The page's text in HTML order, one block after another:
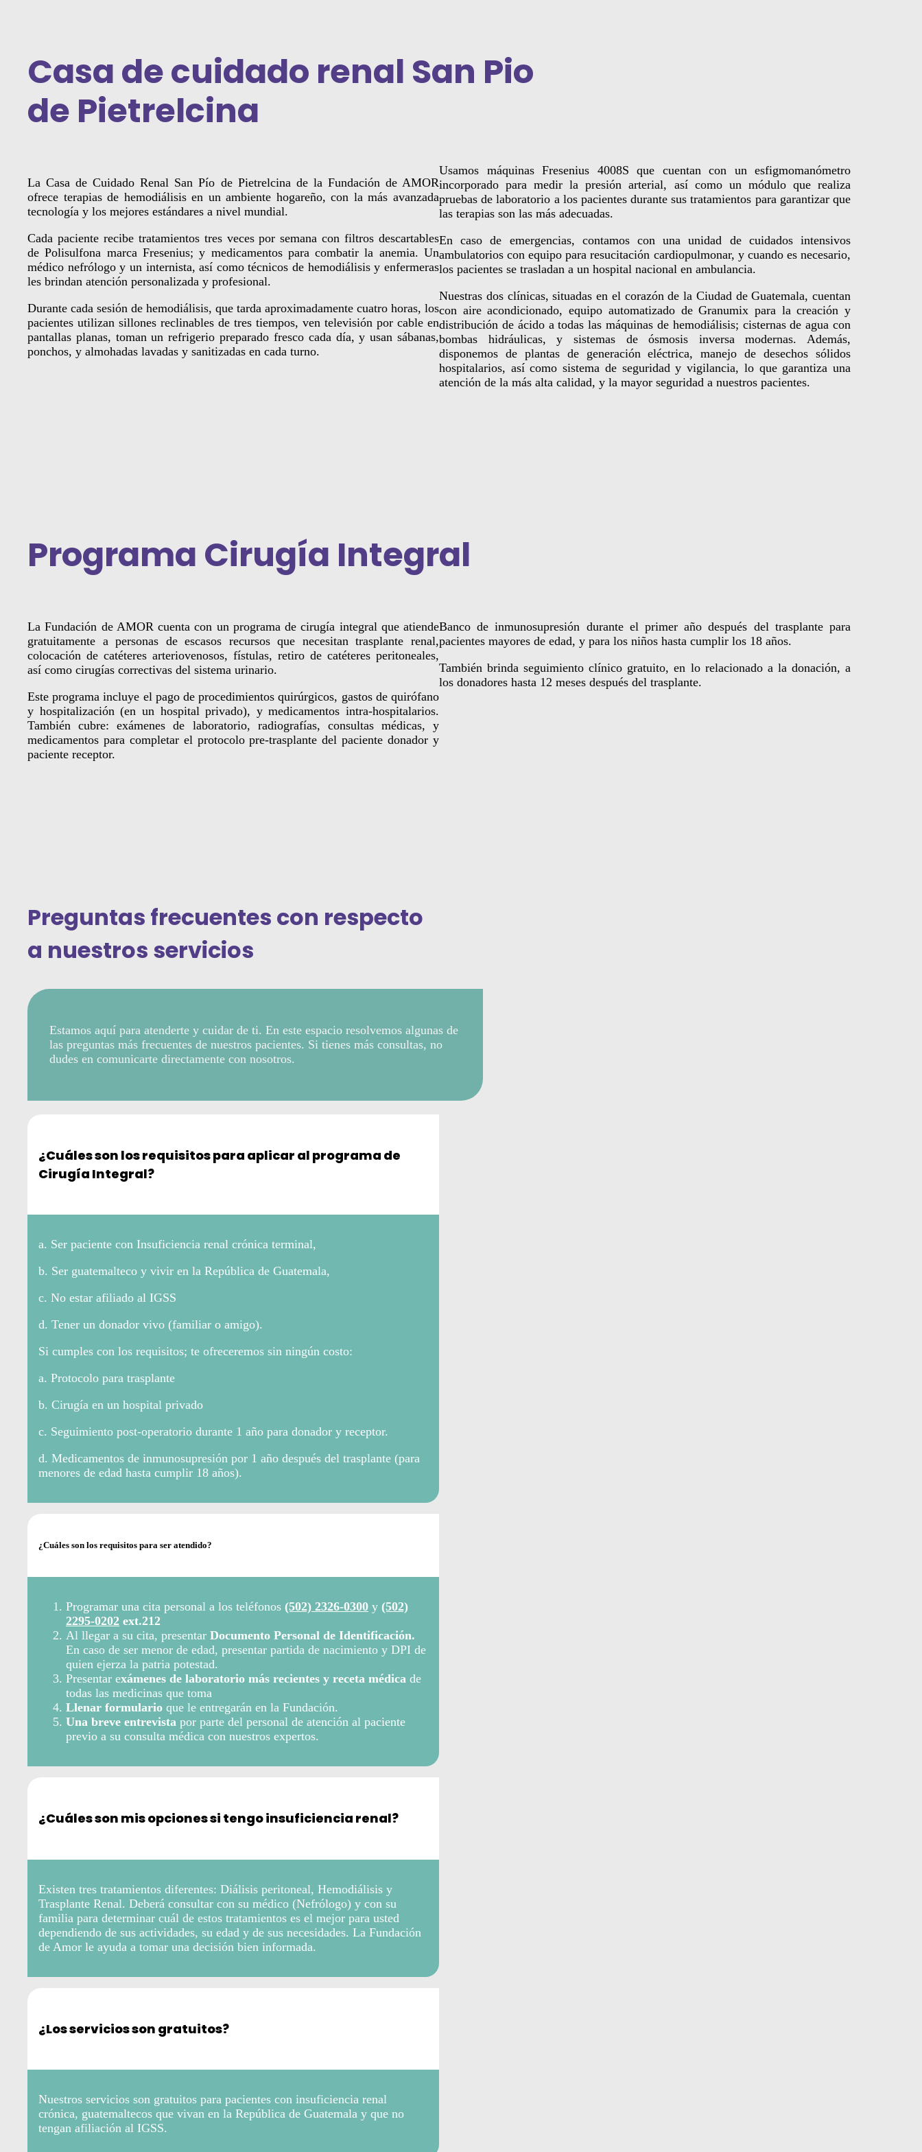
Casa de cuidado renal San Pio
de Pietrelcina
La Casa de Cuidado Renal San Pío de Pietrelcina de la Fundación de AMOR
ofrece terapias de hemodiálisis en un ambiente hogareño, con la más avanzada
tecnología y los mejores estándares a nivel mundial.
Cada paciente recibe tratamientos tres veces por semana con filtros descartables
de Polisulfona marca Fresenius; y medicamentos para combatir la anemia. Un
médico nefrólogo y un internista, así como técnicos de hemodiálisis y enfermeras
les brindan atención personalizada y profesional.
Durante cada sesión de hemodiálisis, que tarda aproximadamente cuatro horas, los
pacientes utilizan sillones reclinables de tres tiempos, ven televisión por cable en
pantallas planas, toman un refrigerio preparado fresco cada día, y usan sábanas,
ponchos, y almohadas lavadas y sanitizadas en cada turno.
Usamos máquinas Fresenius 4008S que cuentan con un esfigmomanómetro
incorporado para medir la presión arterial, así como un módulo que realiza
pruebas de laboratorio a los pacientes durante sus tratamientos para garantizar que
las terapias son las más adecuadas.
En caso de emergencias, contamos con una unidad de cuidados intensivos
ambulatorios con equipo para resucitación cardiopulmonar, y cuando es necesario,
los pacientes se trasladan a un hospital nacional en ambulancia.
Nuestras dos clínicas, situadas en el corazón de la Ciudad de Guatemala, cuentan
con aire acondicionado, equipo automatizado de Granumix para la creación y
distribución de ácido a todas las máquinas de hemodiálisis; cisternas de agua con
bombas hidráulicas, y sistemas de ósmosis inversa modernas. Además,
disponemos de plantas de generación eléctrica, manejo de desechos sólidos
hospitalarios, así como sistema de seguridad y vigilancia, lo que garantiza una
atención de la más alta calidad, y la mayor seguridad a nuestros pacientes.
Programa Cirugía Integral
La Fundación de AMOR cuenta con un programa de cirugía integral que atiende
gratuitamente a personas de escasos recursos que necesitan trasplante renal,
colocación de catéteres arteriovenosos, fístulas, retiro de catéteres peritoneales,
así como cirugías correctivas del sistema urinario.
Este programa incluye el pago de procedimientos quirúrgicos, gastos de quirófano
y hospitalización (en un hospital privado), y medicamentos intra-hospitalarios.
También cubre: exámenes de laboratorio, radiografías, consultas médicas, y
medicamentos para completar el protocolo pre-trasplante del paciente donador y
paciente receptor.
Banco de inmunosupresión durante el primer año después del trasplante para
pacientes mayores de edad, y para los niños hasta cumplir los 18 años.
También brinda seguimiento clínico gratuito, en lo relacionado a la donación, a
los donadores hasta 12 meses después del trasplante.
Preguntas frecuentes con respecto
a nuestros servicios
Estamos aquí para atenderte y cuidar de ti. En este espacio resolvemos algunas de
las preguntas más frecuentes de nuestros pacientes. Si tienes más consultas, no
dudes en comunicarte directamente con nosotros.
¿Cuáles son los requisitos para aplicar al programa de
Cirugía Integral?
a. Ser paciente con Insuficiencia renal crónica terminal,
b. Ser guatemalteco y vivir en la República de Guatemala,
c. No estar afiliado al IGSS
d. Tener un donador vivo (familiar o amigo).
Si cumples con los requisitos; te ofreceremos sin ningún costo:
a. Protocolo para trasplante
b. Cirugía en un hospital privado
c. Seguimiento post-operatorio durante 1 año para donador y receptor.
d. Medicamentos de inmunosupresión por 1 año después del trasplante (para
menores de edad hasta cumplir 18 años).
¿Cuáles son los requisitos para ser atendido?
Programar una cita personal a los teléfonos (502) 2326-0300 y (502)
2295-0202 ext.212
Al llegar a su cita, presentar Documento Personal de Identificación.
En caso de ser menor de edad, presentar partida de nacimiento y DPI de
quien ejerza la patria potestad.
Presentar exámenes de laboratorio más recientes y receta médica de
todas las medicinas que toma
Llenar formulario que le entregarán en la Fundación.
Una breve entrevista por parte del personal de atención al paciente
previo a su consulta médica con nuestros expertos.
¿Cuáles son mis opciones si tengo insuficiencia renal?
Existen tres tratamientos diferentes: Diálisis peritoneal, Hemodiálisis y
Trasplante Renal. Deberá consultar con su médico (Nefrólogo) y con su
familia para determinar cuál de estos tratamientos es el mejor para usted
dependiendo de sus actividades, su edad y de sus necesidades. La Fundación
de Amor le ayuda a tomar una decisión bien informada.
¿Los servicios son gratuitos?
Nuestros servicios son gratuitos para pacientes con insuficiencia renal
crónica, guatemaltecos que vivan en la República de Guatemala y que no
tengan afiliación al IGSS.